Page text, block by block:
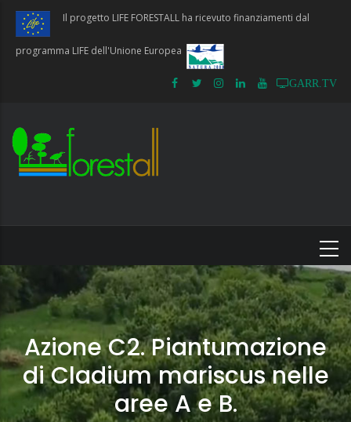
Salta
contenuto
principale
Il progetto LIFE FORESTALL ha ricevuto finanziamenti dal
programma LIFE dell'Unione Europea
GARR.TV
Azione C2. Piantumazione
di Cladium mariscus nelle
aree A e B.